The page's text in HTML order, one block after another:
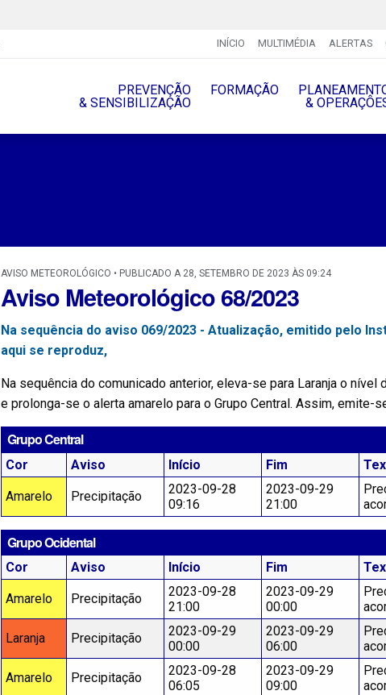
INÍCIO MULTIMÉDIA ALERTAS
PREVENÇÃO
& SENSIBILIZAÇÃO
FORMAÇÃO
&
AVISO METEOROLÓGICO • PUBLICADO A 28, SETEMBRO DE 2023 ÀS 09:24
Aviso Meteorológico 68/2023
Na sequência do aviso 069/2023 - Atualização, emitido pelo
aqui se reproduz,
Na sequência do comunicado anterior, eleva-se para Laranja o
e prolonga-se o alerta amarelo para o Grupo Central. Assim, emite-
Grupo Central
Cor Aviso Início Fim
Amarelo Precipitação
2023-09-28
09:16
2023-09-29
21:00
Grupo Ocidental
Cor Aviso Início Fim
Amarelo Precipitação
2023-09-28
21:00
2023-09-29
00:00
Laranja Precipitação
2023-09-29
00:00
2023-09-29
06:00
Amarelo Precipitação
2023-09-28
06:05
2023-09-29
09:00